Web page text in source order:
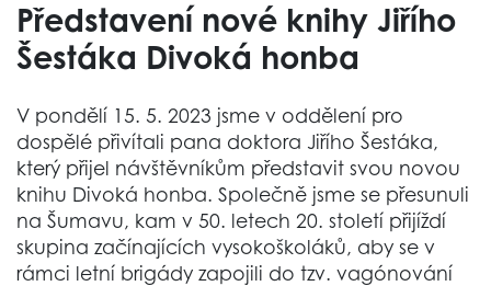
Představení nové knihy Jiřího
Šestáka Divoká honba
V pondělí 15. 5. 2023 jsme v oddělení pro
dospělé přivítali pana doktora Jiřího Šestáka,
který přijel návštěvníkům představit svou novou
knihu Divoká honba. Společně jsme se přesunuli
na Šumavu, kam v 50. letech 20. století přijíždí
skupina začínajících vysokoškoláků, aby se v
rámci letní brigády zapojili do tzv. vagónování